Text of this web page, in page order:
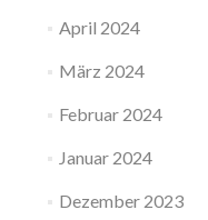
April 2024
März 2024
Februar 2024
Januar 2024
Dezember 2023